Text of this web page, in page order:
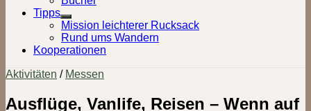
menu
Tipps
Show
sub
menu
Mission leichterer Rucksack
Rund ums Wandern
Kooperationen
Aktivitäten / Messen
Ausflüge, Vanlife, Reisen – Wenn auf